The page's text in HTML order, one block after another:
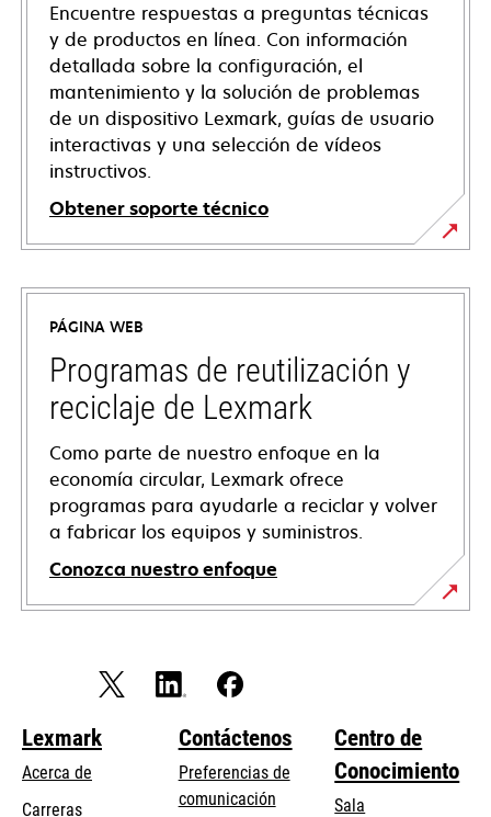
Encuentre respuestas a preguntas técnicas
y de productos en línea. Con información
detallada sobre la configuración, el
mantenimiento y la solución de problemas
de un dispositivo Lexmark, guías de usuario
interactivas y una selección de vídeos
instructivos.
Obtener soporte técnico
opens
in
new
tab
PÁGINA WEB
Programas de reutilización y
reciclaje de Lexmark
Como parte de nuestro enfoque en la
economía circular, Lexmark ofrece
programas para ayudarle a reciclar y volver
a fabricar los equipos y suministros.
Conozca nuestro enfoque
Lexmark
Acerca de
Carreras
Contáctenos
Preferencias de
comunicación
Centro de
Conocimiento
Sala